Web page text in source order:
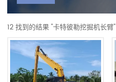
12 找到的结果 "卡特彼勒挖掘机长臂"